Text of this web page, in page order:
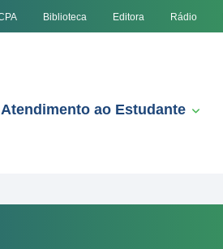
Biblioteca Editora Rádio
Atendimento ao Estudante